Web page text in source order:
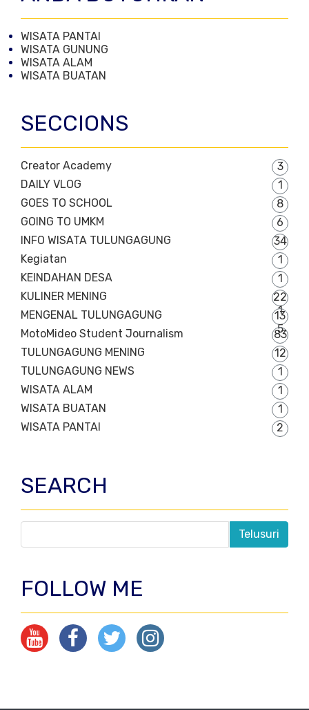
WISATA PANTAI
WISATA GUNUNG
WISATA ALAM
WISATA BUATAN
SECCIONS
Creator Academy
3
DAILY VLOG
1
GOES TO SCHOOL
8
GOING TO UMKM
6
INFO WISATA TULUNGAGUNG
34
Kegiatan
1
KEINDAHAN DESA
1
KULINER MENING
22
1
MENGENAL TULUNGAGUNG
13
5
MotoMideo Student Journalism
83
TULUNGAGUNG MENING
12
TULUNGAGUNG NEWS
1
WISATA ALAM
1
WISATA BUATAN
1
WISATA PANTAI
2
SEARCH
FOLLOW ME